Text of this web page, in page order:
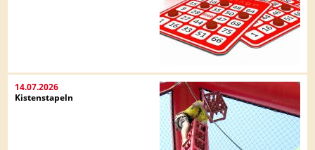
14.07.2026
Kistenstapeln